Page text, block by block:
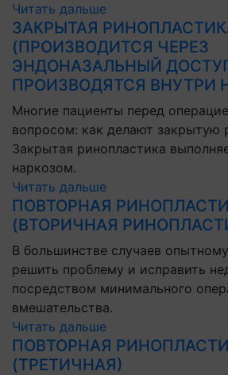
Читать дальше
ЗАКРЫТАЯ
(ПРОИЗВОДИТСЯ ЧЕРЕЗ
ЭНДОНАЗАЛЬНЫЙ
ПРОИЗВОДЯТСЯ ВНУТРИ
Многие пациенты перед
вопросом: как делают закрытую
Закрытая ринопластика
наркозом.
Читать дальше
ПОВТОРНАЯ
(ВТОРИЧНАЯ
В большинстве случаев
решить проблему и исправить
посредством минимального
вмешательства.
Читать дальше
ПОВТОРНАЯ
(ТРЕТИЧНАЯ)